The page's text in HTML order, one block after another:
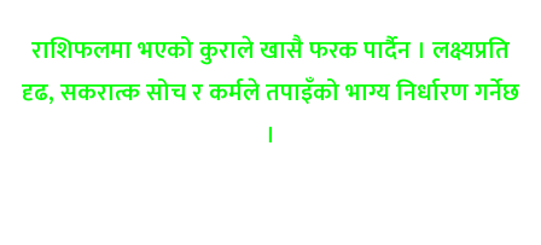
राशिफलमा भएको कुराले खासै फरक पार्दैन । लक्ष्यप्रति
दृढ, सकरात्क सोच र कर्मले तपाइँको भाग्य निर्धारण गर्नेछ
।